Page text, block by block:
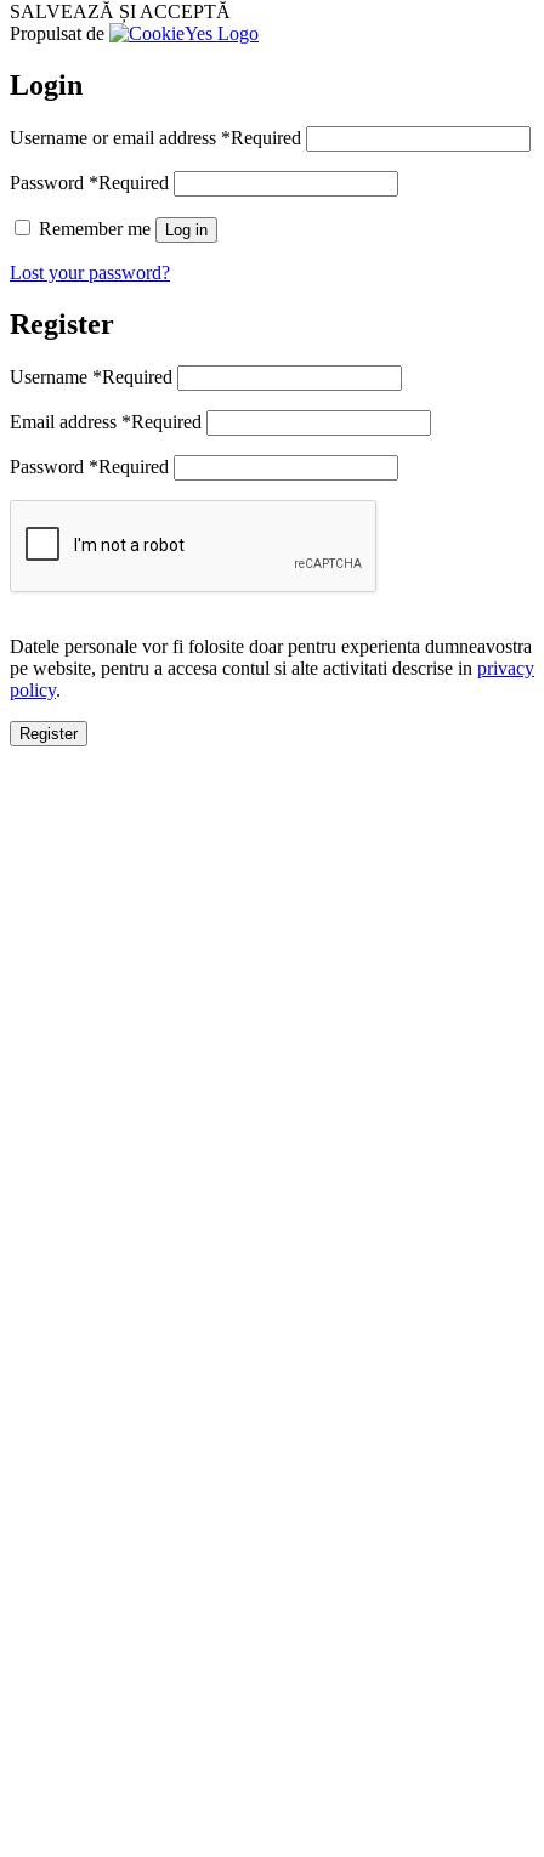
SALVEAZĂ ȘI ACCEPTĂ
Propulsat de
Login
Username or email address *Required
Password *Required
Remember me Log in
Lost your password?
Register
Username *Required
Email address *Required
Password *Required
Datele personale vor fi folosite doar pentru experienta dumneavostra
pe website, pentru a accesa contul si alte activitati descrise in privacy
policy.
Register